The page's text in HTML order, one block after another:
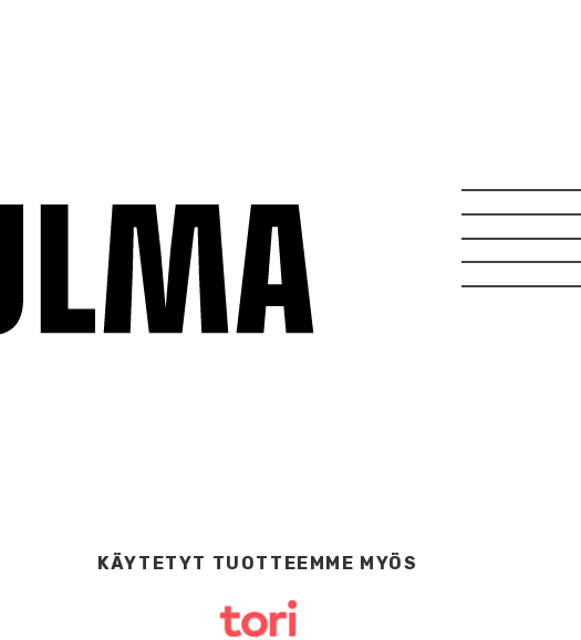
KÄYTETYT TUOTTEEMME MYÖS